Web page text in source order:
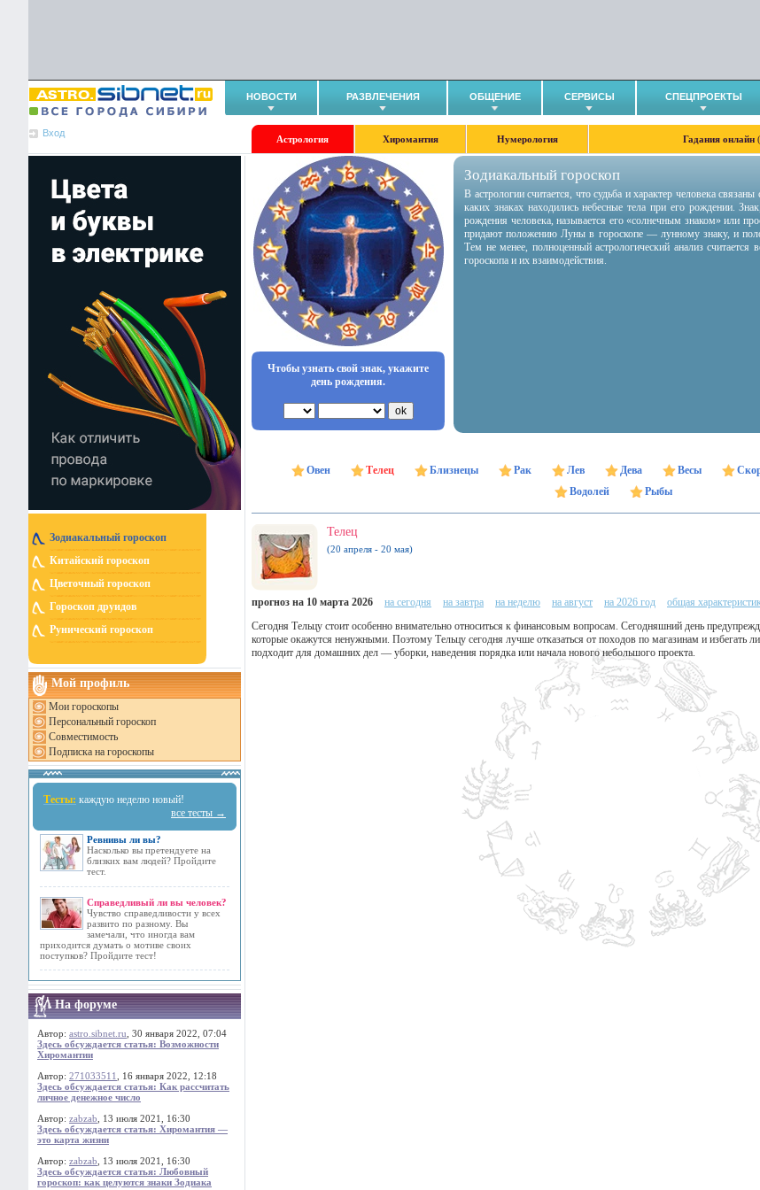
НОВОСТИ РАЗВЛЕЧЕНИЯ ОБЩЕНИЕ СЕРВИСЫ СПЕЦПРОЕКТЫ
Вход
Астрология Хиромантия Нумерология Гадания онлайн
Зодиакальный гороскоп
Китайский гороскоп
Цветочный гороскоп
Гороскоп друидов
Рунический гороскоп
Мой профиль
Мои гороскопы
Персональный гороскоп
Совместимость
Подписка на гороскопы
Тесты: каждую неделю новый!
все тесты →
Ревнивы ли вы?
Насколько вы претендуете на
близких вам людей? Пройдите
тест.
Справедливый ли вы человек?
Чувство справедливости у всех
развито по разному. Вы
замечали, что иногда вам
приходится думать о мотиве своих
поступков? Пройдите тест!
На форуме
Автор: astro.sibnet.ru , 30 января 2022, 07:04
Здесь обсуждается статья: Возможности
Хиромантии
Автор: 271033511
, 16 января 2022, 12:18
Здесь обсуждается статья: Как рассчитать
личное денежное число
Автор: zabzab , 13 июля 2021, 16:30
Здесь обсуждается статья: Хиромантия —
это карта жизни
Автор: zabzab , 13 июля 2021, 16:30
Здесь обсуждается статья: Любовный
гороскоп: как целуются знаки Зодиака
Чтобы узнать свой знак, укажите
день рождения.
Зодиакальный гороскоп
В астрологии считается, что судьба и характер человека
каких знаках находились небесные тела при его рождении.
рождения человека, называется его «солнечным знаком» или
придают положению Луны в гороскопе — лунному знаку, и
Тем не менее, полноценный астрологический анализ
гороскопа и их взаимодействия.
Овен Телец Близнецы Рак Лев Дева Весы
Водолей
Рыбы
Телец
(20 апреля - 20 мая)
прогноз на 10 марта 2026 на сегодня на завтра на неделю на август на 2026 год
общая
Сегодня Тельцу стоит особенно внимательно относиться к финансовым вопросам. Сегодняшний день
которые окажутся ненужными. Поэтому Тельцу сегодня лучше отказаться от походов по магазинам и избегать
подходит для домашних дел — уборки, наведения порядка или начала нового небольшого проекта.